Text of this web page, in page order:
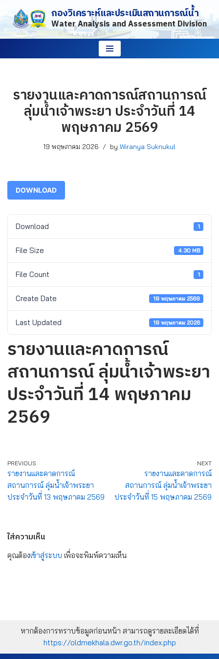
Skip
to
กองวิเคราะห์และประเมินสถานการณ์น้ำ
Water Analysis and Assessment Division
รายงานและคาดการณ์สถานการณ์
ลุ่มน้ำเจ้าพระยา ประจำวันที่ 14
พฤษภาคม 2569
19 พฤษภาคม 2026 by Wiranya Suknukul
DOWNLOAD
Download 1
File Size 4.30 MB
File Count 1
Create Date 19 พฤษภาคม 2569
Last Updated 19 พฤษภาคม 2026
รายงานและคาดการณ์
สถานการณ์ ลุ่มน้ำเจ้าพระยา
ประจำวันที่ 14 พฤษภาคม
2569
PREVIOUS
รายงานและคาดการณ์
สถานการณ์ ลุ่มน้ำเจ้าพระยา
ประจำวันที่ 13 พฤษภาคม 2569
NEXT
รายงานและคาดการณ์
สถานการณ์ ลุ่มน้ำเจ้าพระยา
ประจำวันที่ 15 พฤษภาคม 2569
ใส่ความเห็น
คุณต้องเข้าสู่ระบบ เพื่อจะพิมพ์ความเห็น
หากต้องการทราบข้อมูลก่อนหน้า สามารถดูรายละเอียดได้ที่
https://oldmekhala.dwr.go.th/index.php